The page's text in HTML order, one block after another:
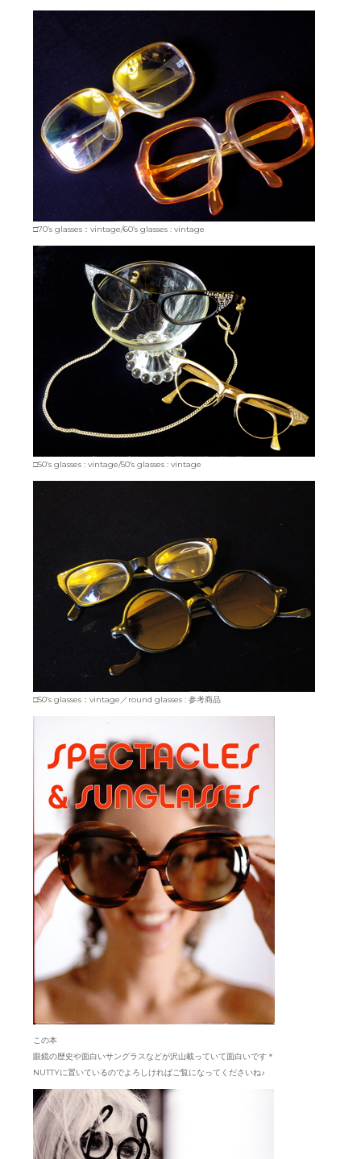
□70’s glasses：vintage/60’s glasses : vintage
□50’s glasses : vintage/50’s glasses : vintage
□50’s glasses：vintage／round glasses : 参考商品
この本
眼鏡の歴史や面白いサングラスなどが沢山載っていて面白いです＊
NUTTYに置いているのでよろしければご覧になってくださいね♪